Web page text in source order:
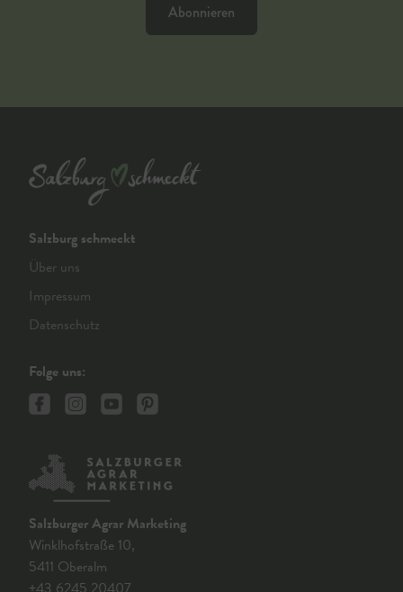
Abonnieren
Salzburg schmeckt
Über uns
Impressum
Datenschutz
Folge uns:
Salzburger Agrar Marketing
Winklhofstraße 10,
5411 Oberalm